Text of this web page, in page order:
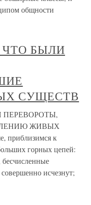
общности
ЧТО БЫЛИ
СУЩЕСТВ
ПЕРЕВОРОТЫ,
ЖИВЫХ
к
горных цепей:
исчезнут;